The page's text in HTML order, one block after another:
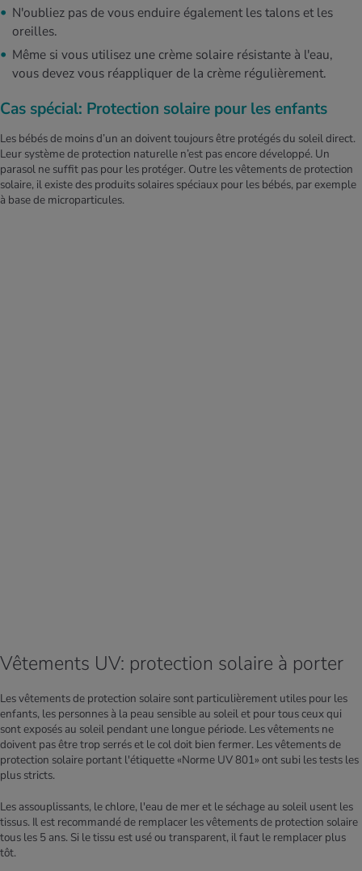
N'oubliez pas de vous enduire également les talons et les
oreilles.
Même si vous utilisez une crème solaire résistante à l'eau,
vous devez vous réappliquer de la crème régulièrement.
Cas spécial: Protection solaire pour les enfants
Les bébés de moins d’un an doivent toujours être protégés du soleil direct.
Leur système de protection naturelle n’est pas encore développé. Un
parasol ne suffit pas pour les protéger. Outre les vêtements de protection
solaire, il existe des produits solaires spéciaux pour les bébés, par exemple
à base de microparticules.
Vêtements UV: protection solaire à porter
Les vêtements de protection solaire sont particulièrement utiles pour les
enfants, les personnes à la peau sensible au soleil et pour tous ceux qui
sont exposés au soleil pendant une longue période. Les vêtements ne
doivent pas être trop serrés et le col doit bien fermer. Les vêtements de
protection solaire portant l'étiquette «Norme UV 801» ont subi les tests les
plus stricts.
Les assouplissants, le chlore, l'eau de mer et le séchage au soleil usent les
tissus. Il est recommandé de remplacer les vêtements de protection solaire
tous les 5 ans. Si le tissu est usé ou transparent, il faut le remplacer plus
tôt.